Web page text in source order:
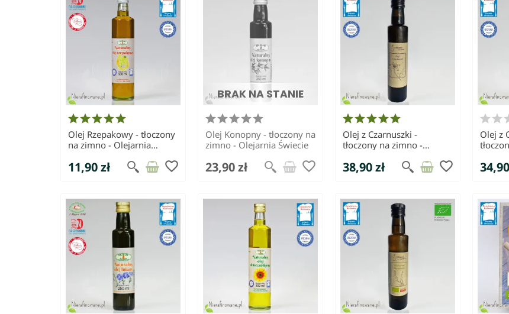
Olej Rzepakowy - tłoczony
na zimno - Olejarnia
11,90 zł favorite_border
BRAK NA STANIE
Olej Konopny - tłoczony na
zimno - Olejarnia Świecie
23,90 zł favorite_border
Olej z Czarnuszki -
tłoczony na zimno -
38,90 zł favorite_border
Olej z